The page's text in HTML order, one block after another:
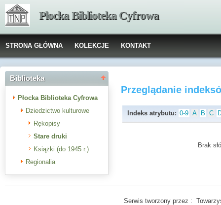
Płocka Biblioteka Cyfrowa
STRONA GŁÓWNA KOLEKCJE KONTAKT
Biblioteka
Płocka Biblioteka Cyfrowa
Dziedzictwo kulturowe
Rękopisy
Stare druki
Książki (do 1945 r.)
Regionalia
Przeglądanie
Indeks atrybutu: 0-9 A B C
Brak
Serwis tworzony przez :